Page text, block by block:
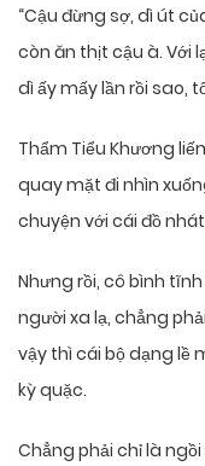
“Cậu đừng sợ, dì út
còn ăn thịt cậu à. Với
dì ấy mấy lần rồi sao,
Thẩm Tiểu Khương
quay mặt đi nhìn
chuyện với cái đồ
Nhưng rồi, cô bình
người xa lạ, chẳng
vậy thì cái bộ dạng lề
kỳ quặc.
Chẳng phải chỉ là